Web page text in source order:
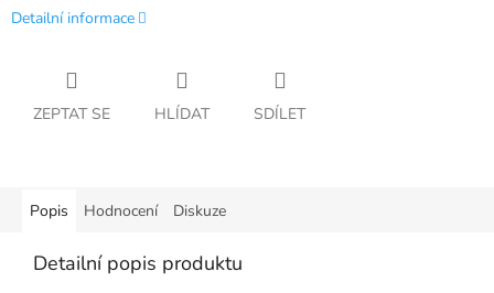
Detailní informace
ZEPTAT SE HLÍDAT SDÍLET
Popis Hodnocení Diskuze
Detailní popis produktu